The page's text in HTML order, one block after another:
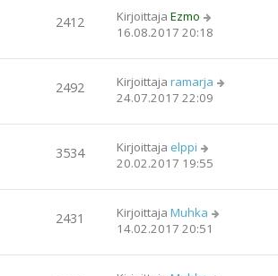
2412 Kirjoittaja Ezmo
16.08.2017 20:18
2492 Kirjoittaja ramarja
24.07.2017 22:09
3534 Kirjoittaja elppi
20.02.2017 19:55
2431 Kirjoittaja Muhka
14.02.2017 20:51